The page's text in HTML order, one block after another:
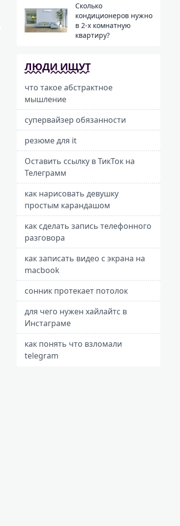
Сколько
кондиционеров нужно
в 2-х комнатную
квартиру?
ЛЮДИ ИЩУТ
что такое абстрактное
мышление
супервайзер обязанности
резюме для it
Оставить ссылку в ТикТок на
Телеграмм
как нарисовать девушку
простым карандашом
как сделать запись телефонного
разговора
как записать видео с экрана на
macbook
сонник протекает потолок
для чего нужен хайлайтс в
Инстаграме
как понять что взломали
telegram